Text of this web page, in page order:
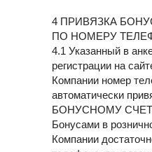
4 ПРИВЯЗКА
ПО НОМЕРУ
4.1 Указанный в
регистрации на
Компании номер
автоматически
БОНУСНОМУ
Бонусами в
Компании